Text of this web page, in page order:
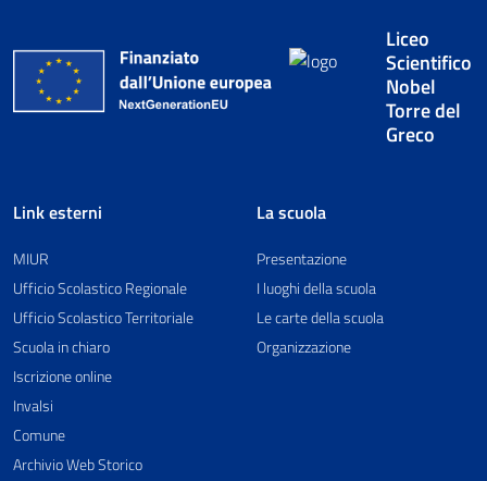
Liceo
Scientifico
Nobel
Torre del
Greco
Link esterni
MIUR
Ufficio Scolastico Regionale
Ufficio Scolastico Territoriale
Scuola in chiaro
Iscrizione online
Invalsi
Comune
Archivio Web Storico
La scuola
Presentazione
I luoghi della scuola
Le carte della scuola
Organizzazione